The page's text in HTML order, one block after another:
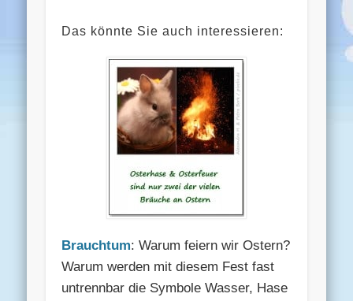
Das könnte Sie auch interessieren:
Brauchtum: Warum feiern wir Ostern?
Warum werden mit diesem Fest fast
untrennbar die Symbole Wasser, Hase